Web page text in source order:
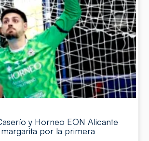
y Horneo EON Alicante
por la primera